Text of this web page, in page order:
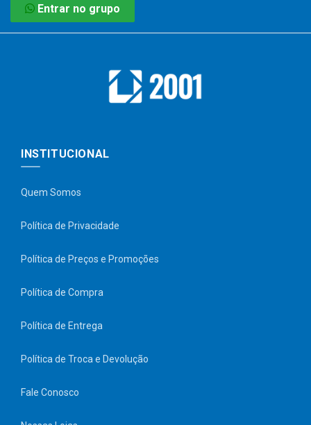
Entrar no grupo
INSTITUCIONAL
Quem Somos
Política de Privacidade
Política de Preços e Promoções
Política de Compra
Política de Entrega
Política de Troca e Devolução
Fale Conosco